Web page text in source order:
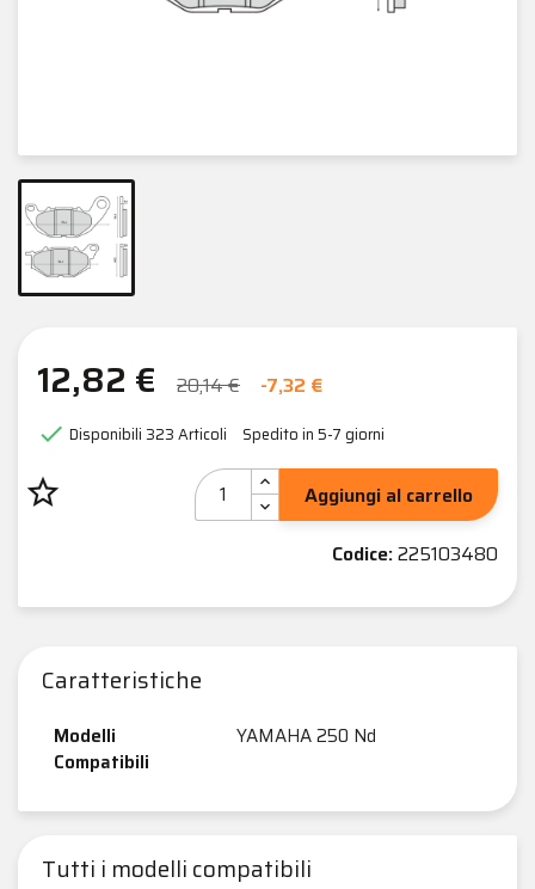
12,82 € 20,14 € -7,32 €
 Disponibili323 Articoli Spedito in 5-7 giorni
star_border
Aggiungi al carrello
Codice:225103480
Caratteristiche
Modelli
Compatibili
YAMAHA 250 Nd
Tutti i modelli compatibili